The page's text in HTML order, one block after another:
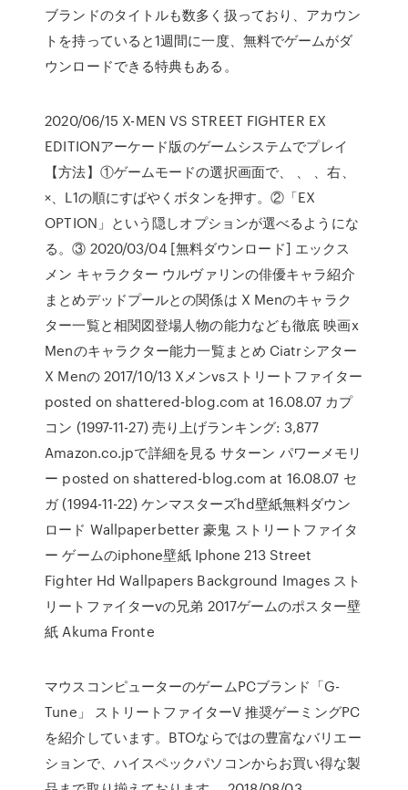
ブランドのタイトルも数多く扱っており、アカウン
トを持っていると1週間に一度、無料でゲームがダ
ウンロードできる特典もある。
2020/06/15 X-MEN VS STREET FIGHTER EX
EDITIONアーケード版のゲームシステムでプレイ
【方法】①ゲームモードの選択画面で、 、 、右、
×、L1の順にすばやくボタンを押す。②「EX
OPTION」という隠しオプションが選べるようにな
る。③ 2020/03/04 [無料ダウンロード] エックス
メン キャラクター ウルヴァリンの俳優キャラ紹介
まとめデッドプールとの関係は X Menのキャラク
ター一覧と相関図登場人物の能力なども徹底 映画x
Menのキャラクター能力一覧まとめ Ciatrシアター
X Menの 2017/10/13 Xメンvsストリートファイター
posted on shattered-blog.com at 16.08.07 カプ
コン (1997-11-27) 売り上げランキング: 3,877
Amazon.co.jpで詳細を見る サターン パワーメモリ
ー posted on shattered-blog.com at 16.08.07 セ
ガ (1994-11-22) ケンマスターズhd壁紙無料ダウン
ロード Wallpaperbetter 豪鬼 ストリートファイタ
ー ゲームのiphone壁紙 Iphone 213 Street
Fighter Hd Wallpapers Background Images スト
リートファイターvの兄弟 2017ゲームのポスター壁
紙 Akuma Fronte
マウスコンピューターのゲームPCブランド「G-
Tune」 ストリートファイターV 推奨ゲーミングPC
を紹介しています。BTOならではの豊富なバリエー
ションで、ハイスペックパソコンからお買い得な製